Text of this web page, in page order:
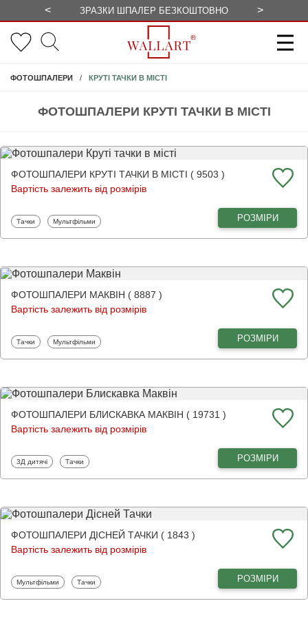
< ЗРАЗКИ ШПАЛЕР БЕЗКОШТОВНО >
ФОТОШПАЛЕРИ КРУТІ ТАЧКИ В МІСТІ
ФОТОШПАЛЕРИ КРУТІ ТАЧКИ В МІСТІ
ФОТОШПАЛЕРИ КРУТІ ТАЧКИ В МІСТІ ( 9503 )
Вартість залежить від розмірів
Фотошпалери
Тачки Фотошпалери
Мультфільми РОЗМІРИ
ФОТОШПАЛЕРИ МАКВІН ( 8887 )
Вартість залежить від розмірів
Фотошпалери
Тачки Фотошпалери
Мультфільми РОЗМІРИ
ФОТОШПАЛЕРИ БЛИСКАВКА МАКВІН ( 19731 )
Вартість залежить від розмірів
Фотошпалери
3Д дитячі Фотошпалери
Тачки РОЗМІРИ
ФОТОШПАЛЕРИ ДІСНЕЙ ТАЧКИ ( 1843 )
Вартість залежить від розмірів
Фотошпалери
Мультфільми Фотошпалери
Тачки РОЗМІРИ